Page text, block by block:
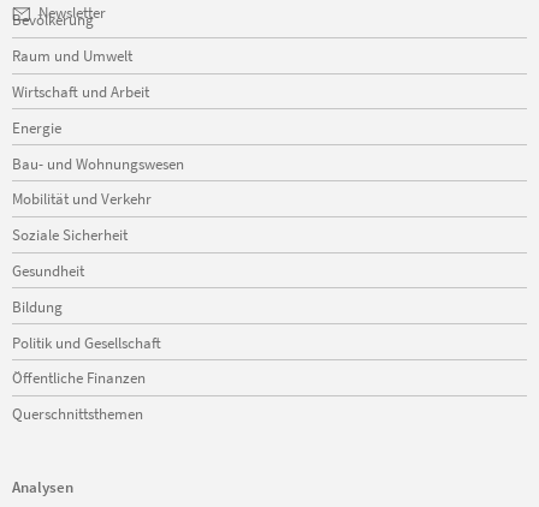
Newsletter
Navigation
überspringen
Bevölkerung
Raum und Umwelt
Wirtschaft und Arbeit
Energie
Bau- und Wohnungswesen
Mobilität und Verkehr
Soziale Sicherheit
Gesundheit
Bildung
Politik und Gesellschaft
Öffentliche Finanzen
Querschnittsthemen
Analysen